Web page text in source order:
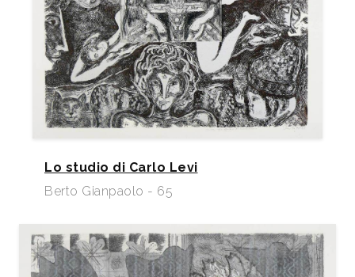
Lo studio di Carlo Levi
Berto Gianpaolo - 65